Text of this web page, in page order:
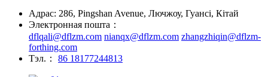
Адрас: 286, Pingshan Avenue, Лючжоу, Гуансі, Кітай
Электронная пошта：
dflqali@dflzm.com nianqx@dflzm.com zhangzhiqin@dflzm-
forthing.com
Тэл.：
86 18177244813